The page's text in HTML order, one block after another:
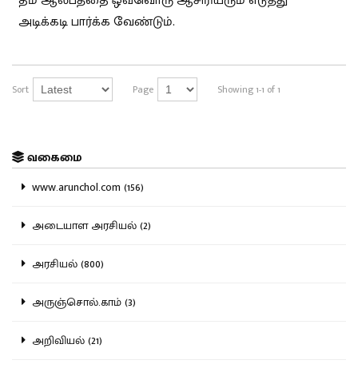
அடிக்கடி பார்க்க வேண்டும்.
Sort Page Showing 1-1 of 1
வகைமை
www.arunchol.com (156)
அடையாள அரசியல் (2)
அரசியல் (800)
அருஞ்சொல்.காம் (3)
அறிவியல் (21)